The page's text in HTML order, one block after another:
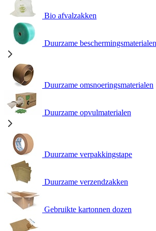
Bio afvalzakken
Duurzame beschermingsmaterialen
Duurzame omsnoeringsmaterialen
Duurzame opvulmaterialen
Duurzame verpakkingstape
Duurzame verzendzakken
Gebruikte kartonnen dozen